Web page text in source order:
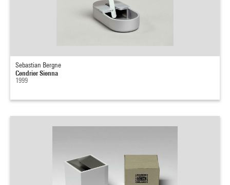
Sebastian Bergne
Cendrier Sienna
1999